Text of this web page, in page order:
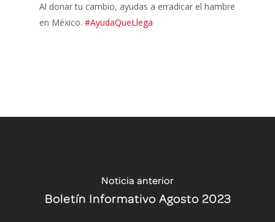
Al donar tu cambio, ayudas a erradicar el hambre
en México. #AyudaQueLlega
Noticia anterior
Boletín Informativo Agosto 2023